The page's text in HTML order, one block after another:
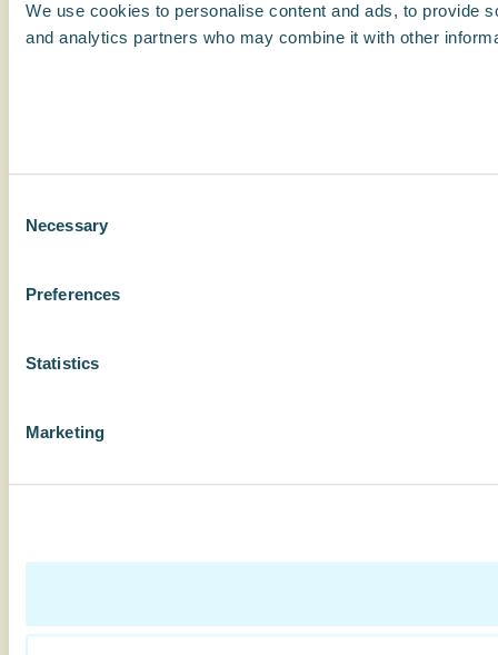
We use cookies to personalise content and ads, to provide
and analytics partners who may combine it with other
Selection
Necessary
Preferences
Statistics
Marketing